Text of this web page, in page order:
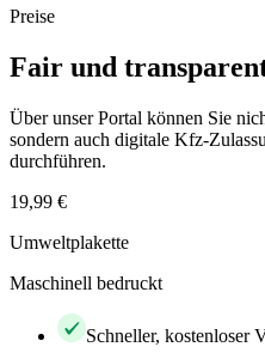
Preise
Fair und
Über unser Portal können Sie
sondern auch digitale Kfz-
durchführen.
19,99 €
Umweltplakette
Maschinell bedruckt
Schneller, kostenloser